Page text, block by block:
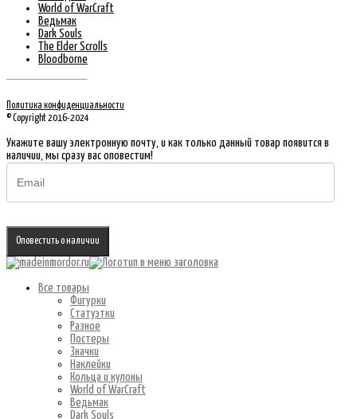
World of WarCraft
Ведьмак
Dark Souls
The Elder Scrolls
Bloodborne
Политика конфиденциальности
© Copyright 2016-2024
Укажите вашу электронную почту, и как только данный товар появится в
наличии, мы сразу вас оповестим!
Оповестить о наличии
Все товары
Фигурки
Статуэтки
Разное
Постеры
Значки
Наклейки
Кольца и кулоны
World of WarCraft
Ведьмак
Dark Souls